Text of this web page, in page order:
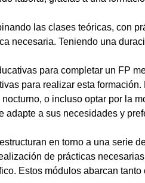
las clases teóricas, con
necesaria. Teniendo una
para completar un FP
para realizar esta
o incluso optar por la
a sus necesidades y
en torno a una serie
de prácticas
Estos módulos abarcan